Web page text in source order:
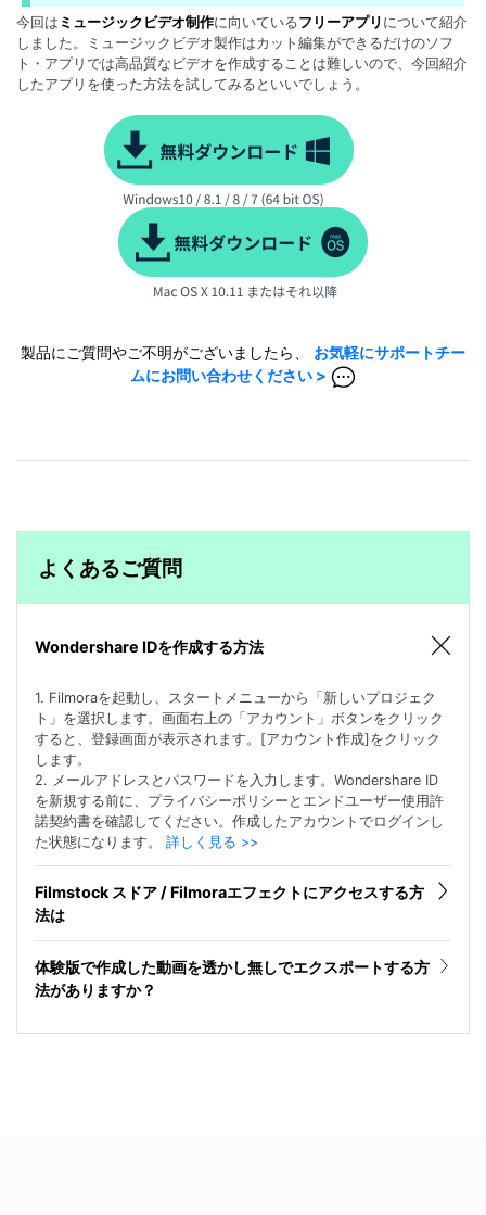
今回は ミュージックビデオ制作に向いているフリーアプリ について紹介
しました。ミュージックビデオ製作はカット編集ができるだけのソフ
ト・アプリでは高品質なビデオを作成することは難しいので、今回紹介
したアプリを使った方法を試してみるといいでしょう。
製品にご質問やご不明がございましたら、 お気軽にサポートチー
ムにお問い合わせください >
よくあるご質問
Wondershare IDを作成する方法
1. Filmoraを起動し、スタートメニューから「新しいプロジェク
ト」を選択します。画面右上の「アカウント」ボタンをクリック
すると、登録画面が表示されます。[アカウント作成]をクリック
します。
2. メールアドレスとパスワードを入力します。Wondershare ID
を新規する前に、プライバシーポリシーとエンドユーザー使用許
諾契約書を確認してください。作成したアカウントでログインし
た状態になります。 詳しく見る >>
Filmstock スドア / Filmoraエフェクトにアクセスする方
法は
体験版で作成した動画を透かし無しでエクスポートする方
法がありますか？